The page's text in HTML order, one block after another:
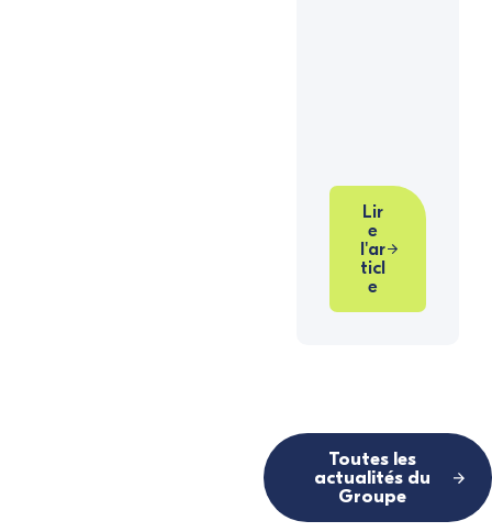
Lir
e
l'ar
ticl
e
Toutes les
actualités du
Groupe